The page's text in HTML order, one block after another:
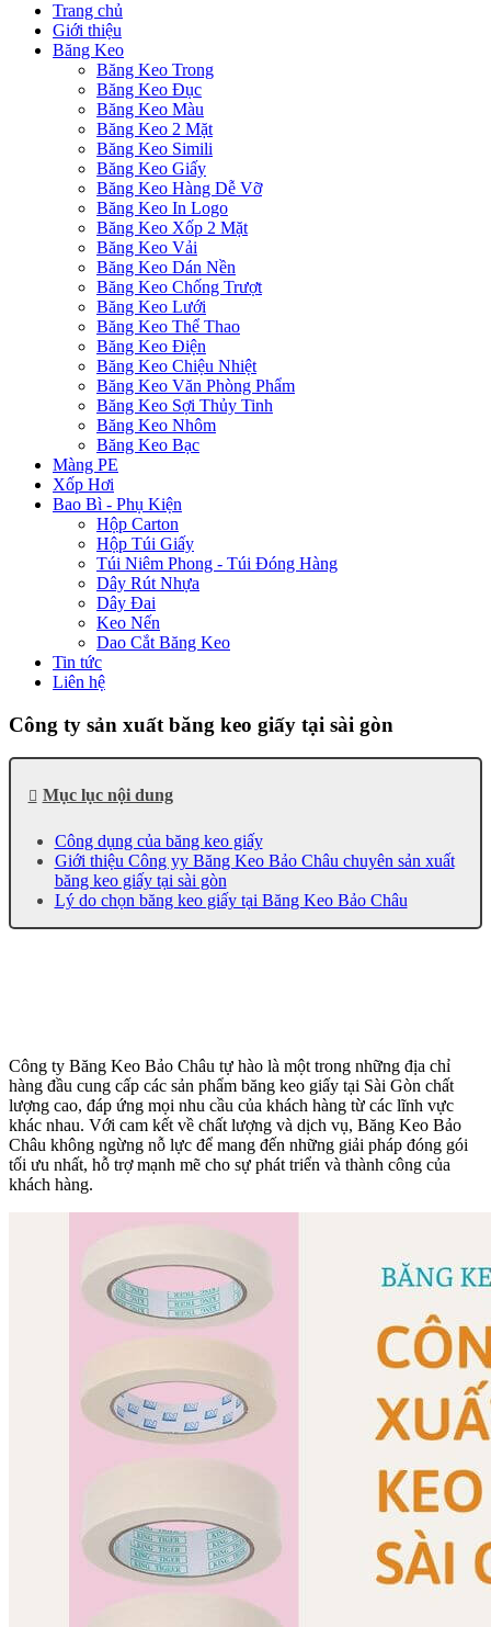
Trang chủ
Giới thiệu
Băng Keo
Băng Keo Trong
Băng Keo Đục
Băng Keo Màu
Băng Keo 2 Mặt
Băng Keo Simili
Băng Keo Giấy
Băng Keo Hàng Dễ Vỡ
Băng Keo In Logo
Băng Keo Xốp 2 Mặt
Băng Keo Vải
Băng Keo Dán Nền
Băng Keo Chống Trượt
Băng Keo Lưới
Băng Keo Thể Thao
Băng Keo Điện
Băng Keo Chiệu Nhiệt
Băng Keo Văn Phòng Phẩm
Băng Keo Sợi Thủy Tinh
Băng Keo Nhôm
Băng Keo Bạc
Màng PE
Xốp Hơi
Bao Bì - Phụ Kiện
Hộp Carton
Hộp Túi Giấy
Túi Niêm Phong - Túi Đóng Hàng
Dây Rút Nhựa
Dây Đai
Keo Nến
Dao Cắt Băng Keo
Tin tức
Liên hệ
Công ty sản xuất băng keo giấy tại sài gòn
Mục lục nội dung
Công dụng của băng keo giấy
Giới thiệu Công yy Băng Keo Bảo Châu chuyên sản xuất
băng keo giấy tại sài gòn
Lý do chọn băng keo giấy tại Băng Keo Bảo Châu
Công ty Băng Keo Bảo Châu tự hào là một trong những địa chỉ
hàng đầu cung cấp các sản phẩm băng keo giấy tại Sài Gòn chất
lượng cao, đáp ứng mọi nhu cầu của khách hàng từ các lĩnh vực
khác nhau. Với cam kết về chất lượng và dịch vụ, Băng Keo Bảo
Châu không ngừng nỗ lực để mang đến những giải pháp đóng gói
tối ưu nhất, hỗ trợ mạnh mẽ cho sự phát triển và thành công của
khách hàng.